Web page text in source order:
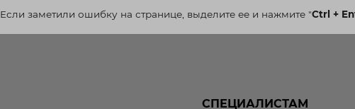
Если заметили ошибку на странице, выделите ее и нажмите"Ctrl +
СПЕЦИАЛИСТАМ